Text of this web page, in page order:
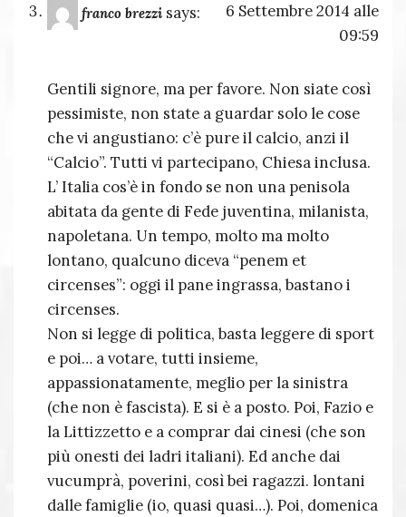
franco brezzi says:
6 Settembre 2014 alle
09:59
Gentili signore, ma per favore. Non siate così
pessimiste, non state a guardar solo le cose
che vi angustiano: c’è pure il calcio, anzi il
“Calcio”. Tutti vi partecipano, Chiesa inclusa.
L’ Italia cos’è in fondo se non una penisola
abitata da gente di Fede juventina, milanista,
napoletana. Un tempo, molto ma molto
lontano, qualcuno diceva “penem et
circenses”: oggi il pane ingrassa, bastano i
circenses.
Non si legge di politica, basta leggere di sport
e poi… a votare, tutti insieme,
appassionatamente, meglio per la sinistra
(che non è fascista). E si è a posto. Poi, Fazio e
la Littizzetto e a comprar dai cinesi (che son
più onesti dei ladri italiani). Ed anche dai
vucumprà, poverini, così bei ragazzi. lontani
dalle famiglie (io, quasi quasi…). Poi, domenica